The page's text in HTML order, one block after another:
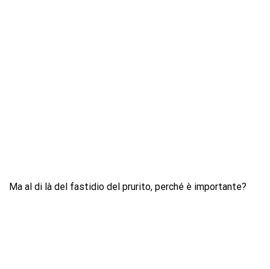
Ma al di là del fastidio del prurito, perché è importante?